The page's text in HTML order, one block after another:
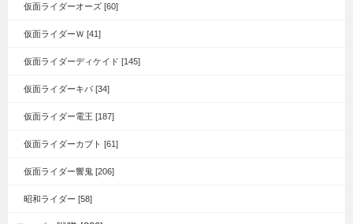
仮面ライダーオーズ [60]
仮面ライダーＷ [41]
仮面ライダーディケイド [145]
仮面ライダーキバ [34]
仮面ライダー電王 [187]
仮面ライダーカブト [61]
仮面ライダー響鬼 [206]
昭和ライダー [58]